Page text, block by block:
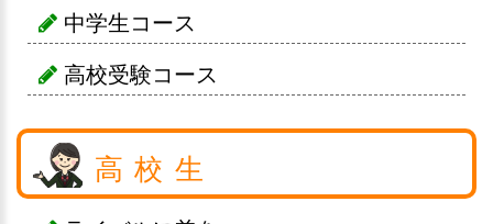
中学生コース
高校受験コース
高校生